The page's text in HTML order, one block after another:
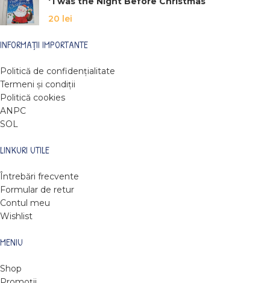
20 lei
INFORMAȚII IMPORTANTE
Politică de confidențialitate
Termeni și condiții
Politică cookies
ANPC
SOL
LINKURI UTILE
Întrebări frecvente
Formular de retur
Contul meu
Wishlist
MENIU
Shop